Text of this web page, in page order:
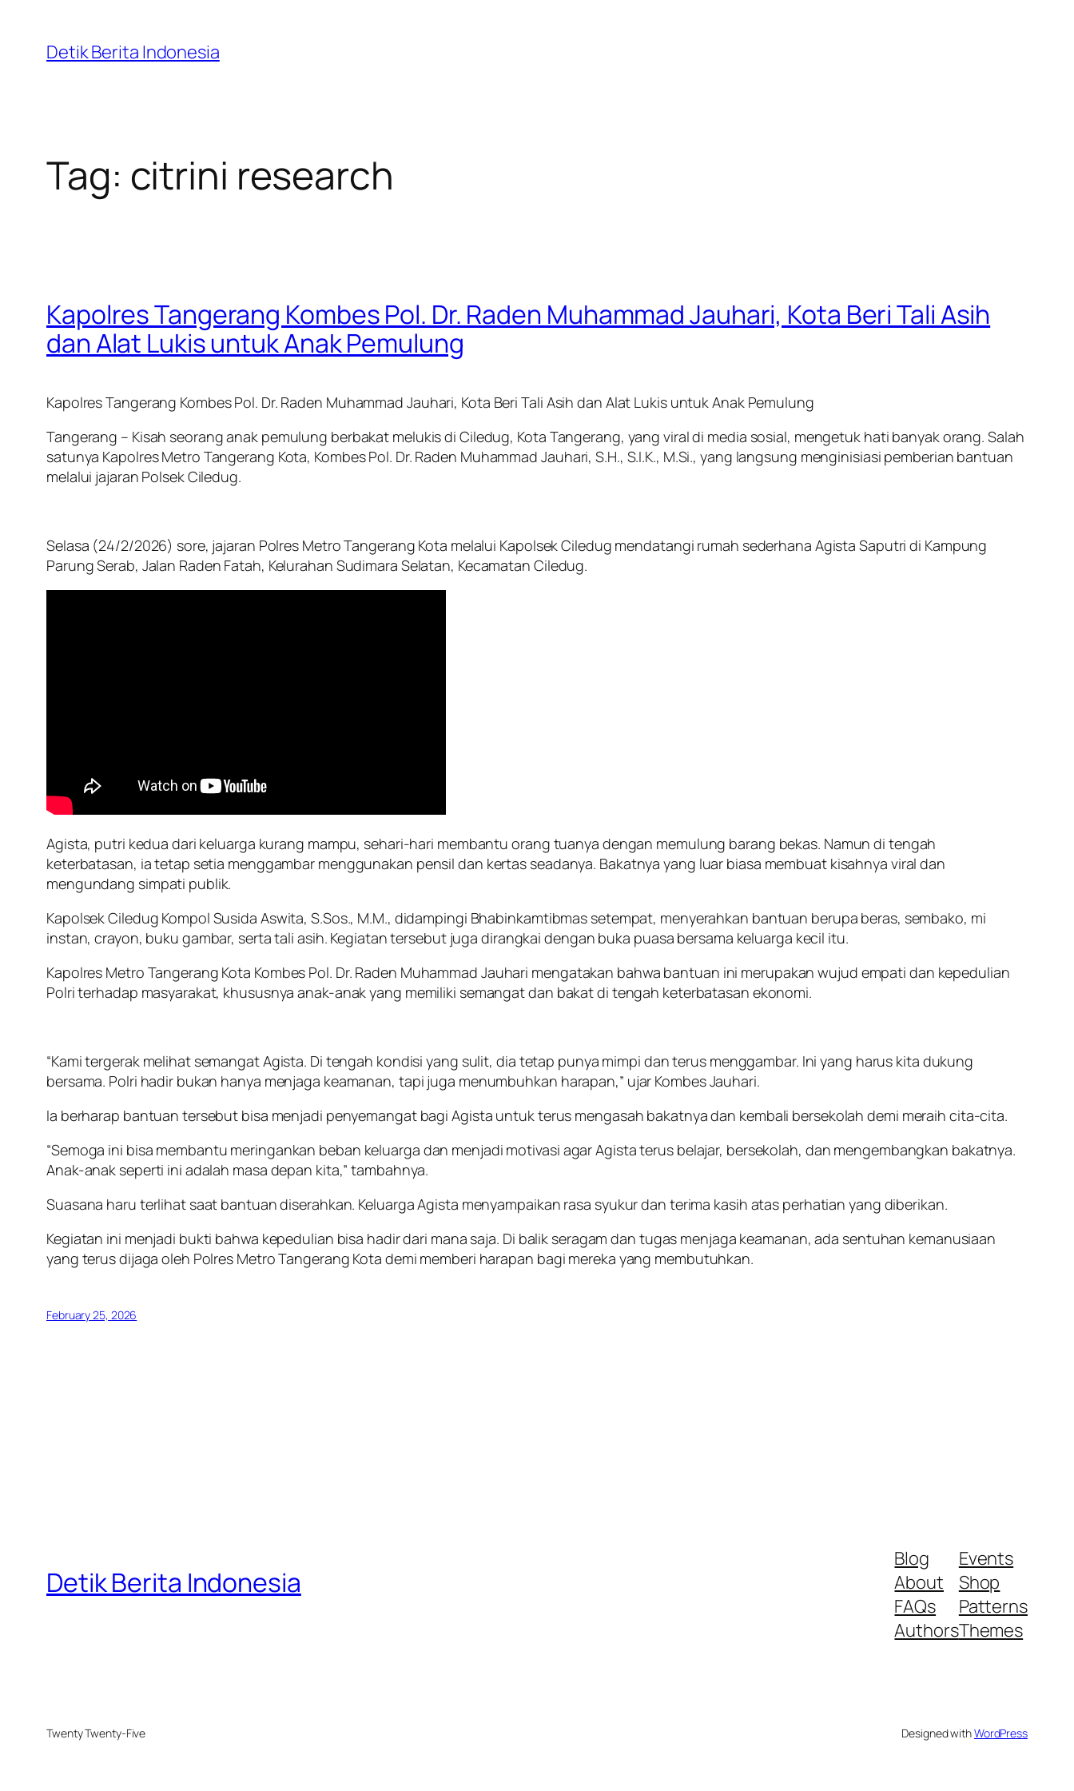
content
Detik Berita Indonesia
Tag: citrini research
Kapolres Tangerang Kombes Pol. Dr. Raden Muhammad Jauhari, Kota Beri Tali Asih
dan Alat Lukis untuk Anak Pemulung
Kapolres Tangerang Kombes Pol. Dr. Raden Muhammad Jauhari, Kota Beri Tali Asih dan Alat Lukis untuk Anak Pemulung
Tangerang – Kisah seorang anak pemulung berbakat melukis di Ciledug, Kota Tangerang, yang viral di media sosial, mengetuk hati banyak orang. Salah
satunya Kapolres Metro Tangerang Kota, Kombes Pol. Dr. Raden Muhammad Jauhari, S.H., S.I.K., M.Si., yang langsung menginisiasi pemberian bantuan
melalui jajaran Polsek Ciledug.
Selasa (24/2/2026) sore, jajaran Polres Metro Tangerang Kota melalui Kapolsek Ciledug mendatangi rumah sederhana Agista Saputri di Kampung
Parung Serab, Jalan Raden Fatah, Kelurahan Sudimara Selatan, Kecamatan Ciledug.
Agista, putri kedua dari keluarga kurang mampu, sehari-hari membantu orang tuanya dengan memulung barang bekas. Namun di tengah
keterbatasan, ia tetap setia menggambar menggunakan pensil dan kertas seadanya. Bakatnya yang luar biasa membuat kisahnya viral dan
mengundang simpati publik.
Kapolsek Ciledug Kompol Susida Aswita, S.Sos., M.M., didampingi Bhabinkamtibmas setempat, menyerahkan bantuan berupa beras, sembako, mi
instan, crayon, buku gambar, serta tali asih. Kegiatan tersebut juga dirangkai dengan buka puasa bersama keluarga kecil itu.
Kapolres Metro Tangerang Kota Kombes Pol. Dr. Raden Muhammad Jauhari mengatakan bahwa bantuan ini merupakan wujud empati dan kepedulian
Polri terhadap masyarakat, khususnya anak-anak yang memiliki semangat dan bakat di tengah keterbatasan ekonomi.
“Kami tergerak melihat semangat Agista. Di tengah kondisi yang sulit, dia tetap punya mimpi dan terus menggambar. Ini yang harus kita dukung
bersama. Polri hadir bukan hanya menjaga keamanan, tapi juga menumbuhkan harapan,” ujar Kombes Jauhari.
Ia berharap bantuan tersebut bisa menjadi penyemangat bagi Agista untuk terus mengasah bakatnya dan kembali bersekolah demi meraih cita-cita.
“Semoga ini bisa membantu meringankan beban keluarga dan menjadi motivasi agar Agista terus belajar, bersekolah, dan mengembangkan bakatnya.
Anak-anak seperti ini adalah masa depan kita,” tambahnya.
Suasana haru terlihat saat bantuan diserahkan. Keluarga Agista menyampaikan rasa syukur dan terima kasih atas perhatian yang diberikan.
Kegiatan ini menjadi bukti bahwa kepedulian bisa hadir dari mana saja. Di balik seragam dan tugas menjaga keamanan, ada sentuhan kemanusiaan
yang terus dijaga oleh Polres Metro Tangerang Kota demi memberi harapan bagi mereka yang membutuhkan.
February 25, 2026
Detik Berita Indonesia
Blog
About
FAQs
Authors
Events
Shop
Patterns
Themes
Twenty Twenty-Five Designed withWordPress